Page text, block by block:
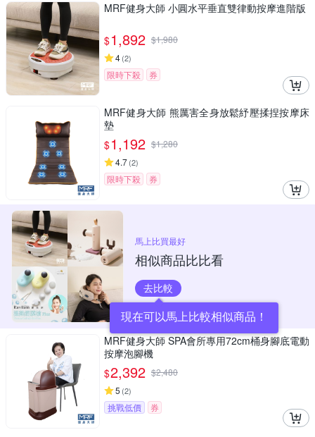
MRF健身大師 ⼩圓⽔平垂直雙律動按摩進階版
$1,892 $1,980
4(2)
限時下殺 券
MRF健身大師 熊厲害全身放鬆紓壓揉捏按摩床
墊
$1,192 $1,280
4.7(2)
限時下殺 券
馬上比買最好
相似商品比比看
去比較
現在可以馬上比較相似商品！
MRF健身大師 SPA會所專用72cm桶身腳底電動
按摩泡腳機
$2,392 $2,480
5 (2)
挑戰低價 券